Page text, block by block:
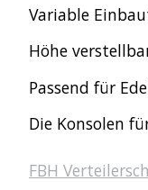
Variable
Höhe
Passend für
Die Konsolen
FBH